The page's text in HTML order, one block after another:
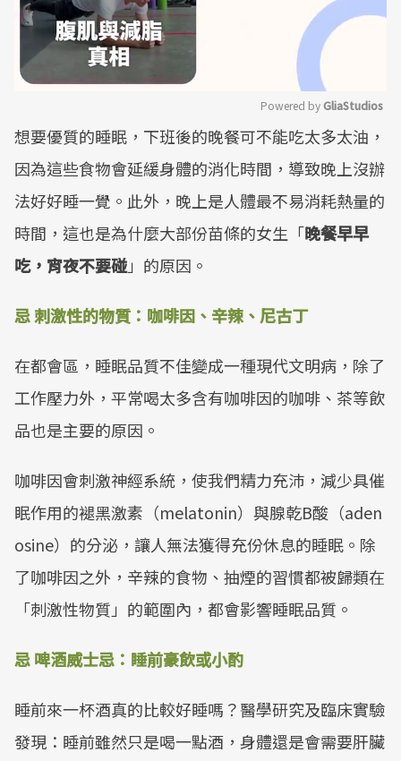
Mute
Powered by GliaStudios
想要優質的睡眠，下班後的晚餐可不能吃太多太油，
因為這些食物會延緩身體的消化時間，導致晚上沒辦
法好好睡一覺。此外，晚上是人體最不易消耗熱量的
時間，這也是為什麼大部份苗條的女生「晚餐早早
吃，宵夜不要碰」的原因。
忌 刺激性的物質：咖啡因、辛辣、尼古丁
在都會區，睡眠品質不佳變成一種現代文明病，除了
工作壓力外，平常喝太多含有咖啡因的咖啡、茶等飲
品也是主要的原因。
咖啡因會刺激神經系統，使我們精力充沛，減少具催
眠作用的褪黑激素（melatonin）與腺乾B酸（aden
osine）的分泌，讓人無法獲得充份休息的睡眠。除
了咖啡因之外，辛辣的食物、抽煙的習慣都被歸類在
「刺激性物質」的範圍內，都會影響睡眠品質。
忌 啤酒威士忌：睡前豪飲或小酌
睡前來一杯酒真的比較好睡嗎？醫學研究及臨床實驗
發現：睡前雖然只是喝一點酒，身體還是會需要肝臟